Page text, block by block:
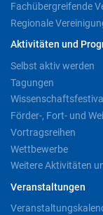
Fachübergreifende
Regionale
Aktivitäten und
Selbst aktiv werden
Tagungen
Förder-, Fort- und
Vortragsreihen
Wettbewerbe
Weitere Aktivitäten
Veranstaltungen